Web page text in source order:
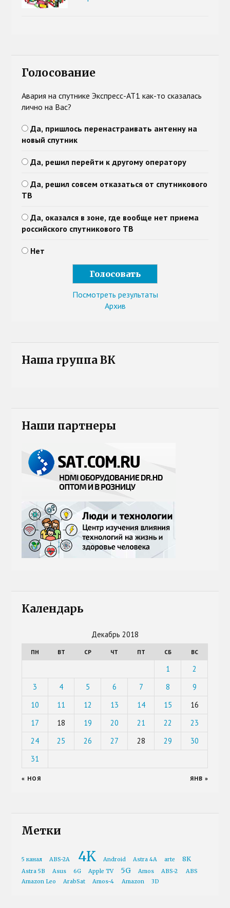
Голосование
Авария на спутнике Экспресс-АТ1 как-то сказалась
лично на Вас?
Да, пришлось перенастраивать антенну на
новый спутник
Да, решил перейти к другому оператору
Да, решил совсем отказаться от спутникового
ТВ
Да, оказался в зоне, где вообще нет приема
российского спутникового ТВ
Нет
Посмотреть результаты
Архив
Наша группа ВК
Наши партнеры
Календарь
Декабрь 2018
ПН ВТ СР ЧТ ПТ СБ ВС
1
2
3
4 5 6 7 8
9
10
11 12 13 14 15
16
17
18 19 20 21 22
23
24
25 26 27 28 29
30
31
« НОЯ ЯНВ »
Метки
5 канал ABS-2A 4K Android Astra 4A arte 8K
Astra 5B Asus 6G Apple TV 5G Amos ABS-2
ABS
Amazon Leo
ArabSat Amos-4 Amazon 3D